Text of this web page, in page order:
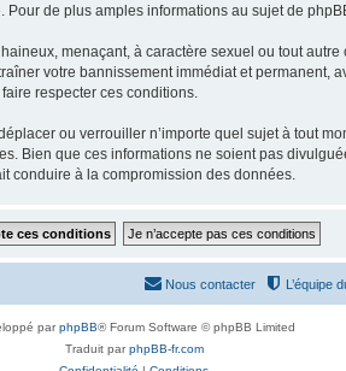
de plus amples informations au sujet de
menaçant, à caractère sexuel ou tout
votre bannissement immédiat et permanent,
respecter ces conditions.
ou verrouiller n’importe quel sujet à tout
Bien que ces informations ne soient pas
conduire à la compromission des données.
L’équipe
Nous contacter
parphpBB® Forum Software © phpBB Limited
Traduit parphpBB-fr.com